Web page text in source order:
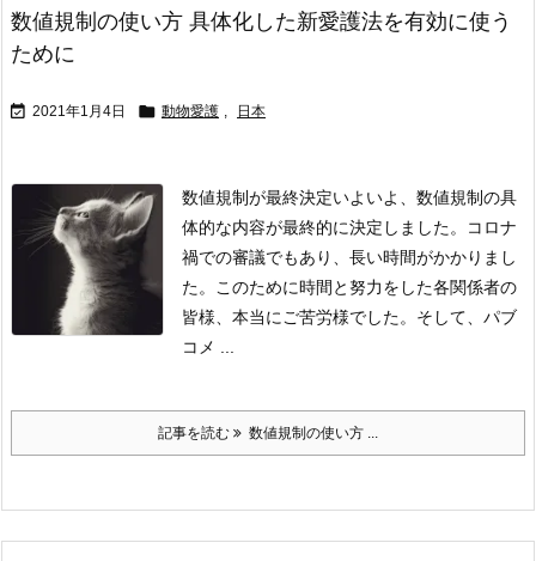
数値規制の使い方 具体化した新愛護法を有効に使う
ために
 2021年1月4日  動物愛護 , 日本
数値規制が最終決定いよいよ、数値規制の具
体的な内容が最終的に決定しました。
コロナ
禍での審議でもあり、長い時間がかかりまし
た。 このために時間と努力をした各関係者の
皆様、本当にご苦労様でした。 そして、パブ
コメ ...
記事を読む 数値規制の使い方 ...